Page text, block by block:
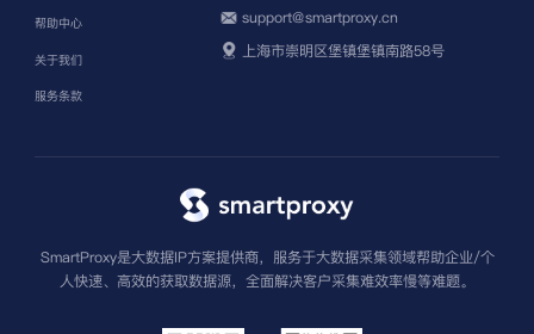
帮助中心
关于我们
服务条款
support@smartproxy.cn
上海市崇明区堡镇堡镇南路58号
SmartProxy是大数据IP方案提供商，服务于大数据采集领域帮助企业/个
人快速、高效的获取数据源，全面解决客户采集难效率慢等难题。